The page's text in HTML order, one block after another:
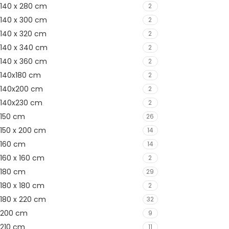
140 x 280 cm 2
140 x 300 cm 2
140 x 320 cm 2
140 x 340 cm 2
140 x 360 cm 2
140x180 cm 2
140x200 cm 2
140x230 cm 2
150 cm 26
150 x 200 cm 14
160 cm 14
160 x 160 cm 2
180 cm 29
180 x 180 cm 2
180 x 220 cm 32
200 cm 9
210 cm 11